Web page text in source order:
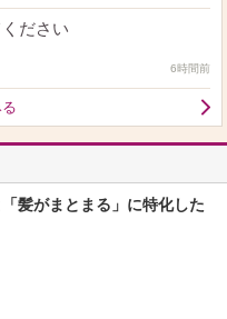
ださい
6時間前
「髪がまとまる」に特化した